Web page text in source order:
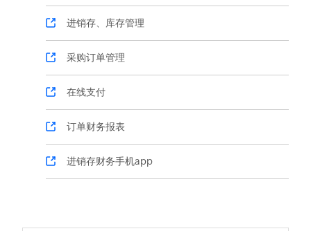
进销存、库存管理
采购订单管理
在线支付
订单财务报表
进销存财务手机app